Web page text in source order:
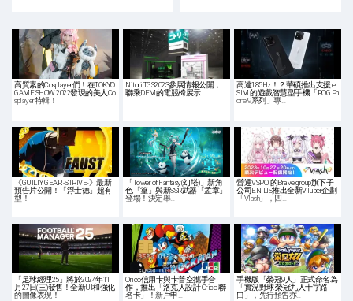
高質素的Cosplayer們！在TOKYO
GAME SHOW 2022發現的美人Co
splayer特輯！
Nitori TGS2023參展情報公開，
聯乘DFM的電競椅展示
高達185Hz！？華碩推出支援 e
SIM 的遊戲智慧型手機「ROG Ph
one 9系列」專…
《GUILTY GEAR -STRIVE-》最新
預告片公開！「浮士德」超有
型！
「Tower of Fantasy(幻塔)」新角
色「篁」與新SSR武器「孟章」
登場！決定舉…
營運VSPO!的Brave group旗下子
公司ENILIS推出全新VTuber企劃
「Vlash」，四…
「足球經理25」將於2024年11
月27日(三)發售！全新UI和強化
的圖像表現！
Orico信用卡與卡普空攜手合
作，推出「洛克人設計 Orico 聯
名卡」！新戶申…
手機版「榮冠9人」正式命名為
「實況野球 榮冠九人十字路
口」，先行預告亦…